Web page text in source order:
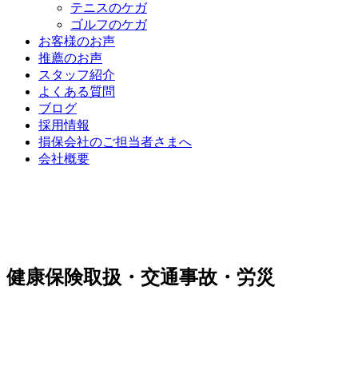
テニスのケガ
ゴルフのケガ
お客様のお声
推薦のお声
スタッフ紹介
よくある質問
ブログ
採用情報
損保会社のご担当者さまへ
会社概要
健康保険取扱・交通事故・労災